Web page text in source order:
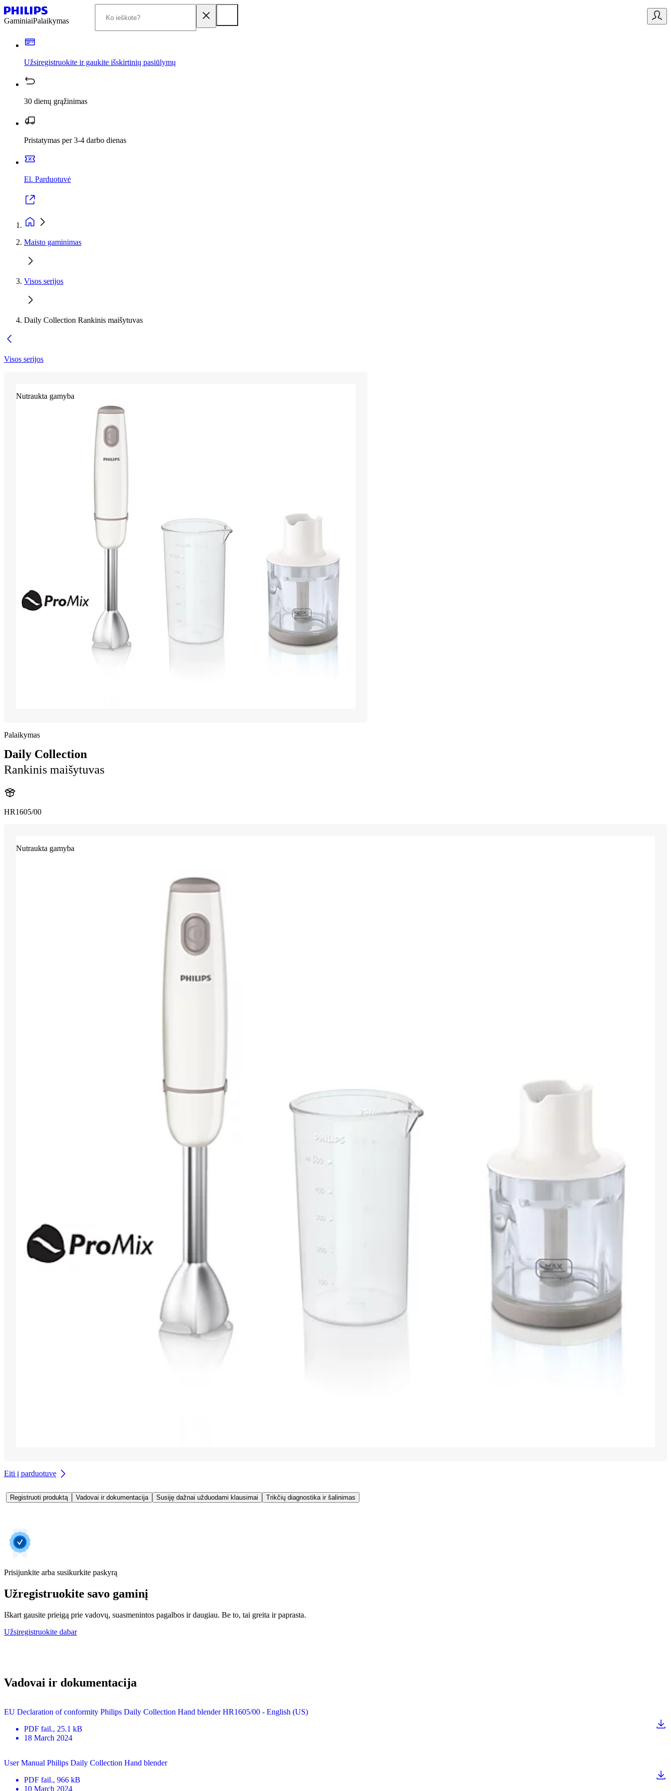
GaminiaiPalaikymas
Užsiregistruokite ir gaukite išskirtinių pasiūlymų
30 dienų grąžinimas
Pristatymas per 3-4 darbo dienas
El. Parduotuvė
Maisto gaminimas
Visos serijos
Daily Collection Rankinis maišytuvas
Visos serijos
Nutraukta gamyba
Palaikymas
Daily Collection
Rankinis maišytuvas
HR1605/00
Nutraukta gamyba
Eiti į parduotuvę
Registruoti produktą Vadovai ir dokumentacija Susiję dažnai užduodami klausimai Trikčių diagnostika ir šalinimas
Prisijunkite arba susikurkite paskyrą
Užregistruokite savo gaminį
Iškart gausite prieigą prie vadovų, suasmenintos pagalbos ir daugiau. Be to, tai greita ir paprasta.
Užsiregistruokite dabar
Vadovai ir dokumentacija
EU Declaration of conformity Philips Daily Collection Hand blender HR1605/00 - English (US)
PDF fail., 25.1 kB
18 March 2024
User Manual Philips Daily Collection Hand blender
PDF fail., 966 kB
10 March 2024